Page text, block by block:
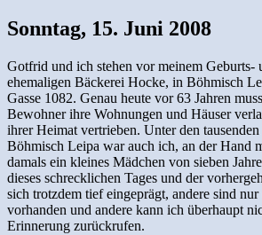
Sonntag, 15. Juni 2008
Gotfrid und ich stehen vor meinem Geburts-
ehemaligen Bäckerei Hocke, in Böhmisch
Gasse 1082. Genau heute vor 63 Jahren
Bewohner ihre Wohnungen und Häuser
ihrer Heimat vertrieben. Unter den
Böhmisch Leipa war auch ich, an der Hand
damals ein kleines Mädchen von sieben
dieses schrecklichen Tages und der
sich trotzdem tief eingeprägt, andere sind
vorhanden und andere kann ich überhaupt
Erinnerung zurückrufen.